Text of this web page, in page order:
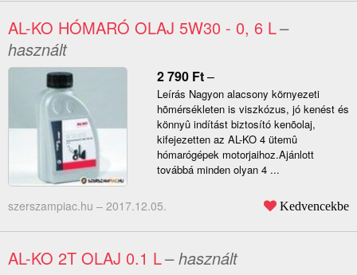
AL-KO HÓMARÓ OLAJ 5W30 - 0, 6 L–
használt
2 790 Ft–
Leírás Nagyon alacsony környezeti
hõmérsékleten is viszkózus, jó kenést és
könnyû indítást biztosító kenõolaj,
kifejezetten az AL-KO 4 ütemû
hómarógépek motorjaihoz.Ajánlott
továbbá minden olyan 4 ...
szerszampiac.hu – 2017.12.05. Kedvencekbe
AL-KO 2T OLAJ 0.1 L– használt